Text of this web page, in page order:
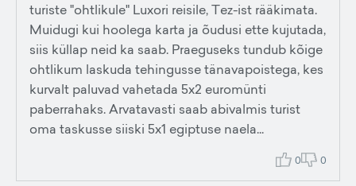
turiste "ohtlikule" Luxori reisile, Tez-ist rääkimata.
Muidugi kui hoolega karta ja õudusi ette kujutada,
siis küllap neid ka saab. Praeguseks tundub kõige
ohtlikum laskuda tehingusse tänavapoistega, kes
kurvalt paluvad vahetada 5x2 euromünti
paberrahaks. Arvatavasti saab abivalmis turist
oma taskusse siiski 5x1 egiptuse naela...
0 0